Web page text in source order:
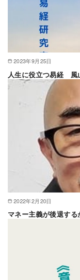
2023年9月25日
人生に役立つ易経 風
2022年2月20日
マネー主義が後退す